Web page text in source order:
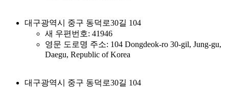
대구광역시 중구 동덕로30길 104
새 우편번호: 41946
영문 도로명 주소: 104 Dongdeok-ro 30-gil, Jung-gu,
Daegu, Republic of Korea
대구광역시 중구 동덕로30길 104